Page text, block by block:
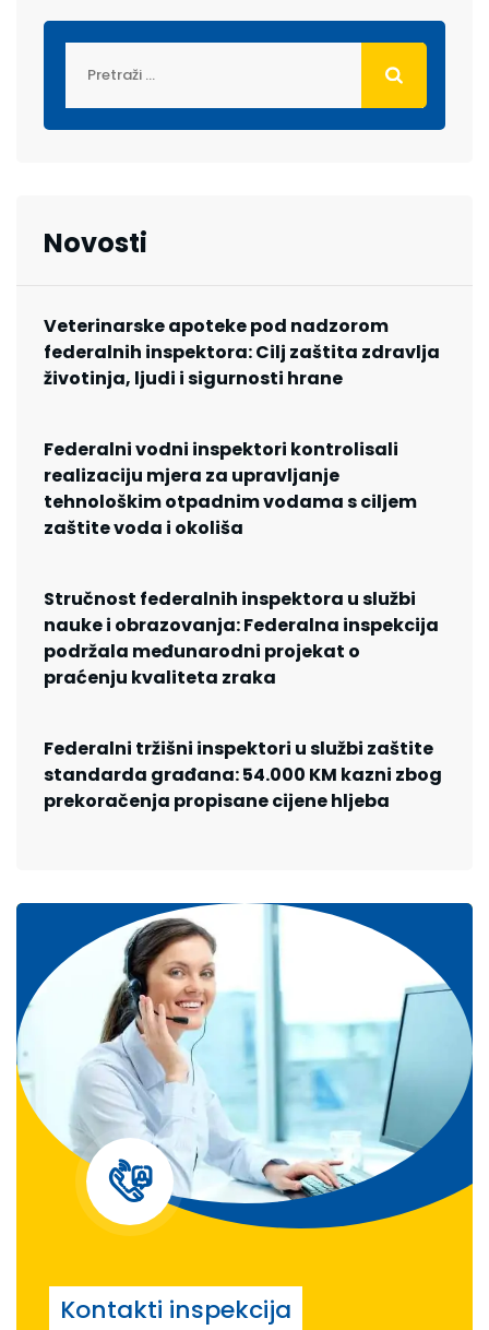
Novosti
Veterinarske apoteke pod nadzorom
federalnih inspektora: Cilj zaštita zdravlja
životinja, ljudi i sigurnosti hrane
Federalni vodni inspektori kontrolisali
realizaciju mjera za upravljanje
tehnološkim otpadnim vodama s ciljem
zaštite voda i okoliša
Stručnost federalnih inspektora u službi
nauke i obrazovanja: Federalna inspekcija
podržala međunarodni projekat o
praćenju kvaliteta zraka
Federalni tržišni inspektori u službi zaštite
standarda građana: 54.000 KM kazni zbog
prekoračenja propisane cijene hljeba
Kontakti inspekcija